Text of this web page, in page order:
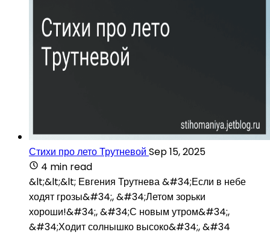
Стихи про лето Трутневой Sep 15, 2025
4 min read
&lt;&lt;&lt; Евгения Трутнева &#34;Если в небе
ходят грозы&#34;, &#34;Летом зорьки
хороши!&#34;, &#34;С новым утром&#34;,
&#34;Ходит солнышко высоко&#34;, &#34